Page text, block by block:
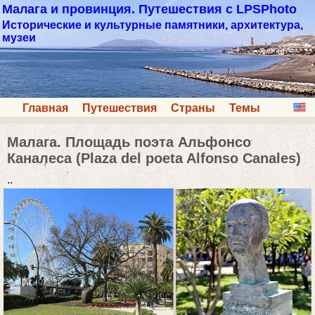
Малага и провинция. Путешествия с LPSPhoto
Исторические и культурные памятники, архитектура,
музеи
Главная Путешествия Страны Темы
Малага. Площадь поэта Альфонсо
Каналеса (Plaza del poeta Alfonso Canales)
..